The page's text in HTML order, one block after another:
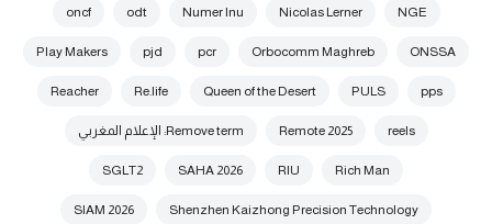
NGE
Nicolas Lerner
Numer Inu
odt
oncf
ONSSA
Orbocomm Maghreb
pcr
pjd
Play Makers
pps
PULS
Queen of the Desert
Re.life
Reacher
reels
Remote 2025 Remove term: الإعلام المغربي
Rich Man
RIU
SAHA 2026
SGLT2
Shenzhen Kaizhong Precision Technology
SIAM 2026